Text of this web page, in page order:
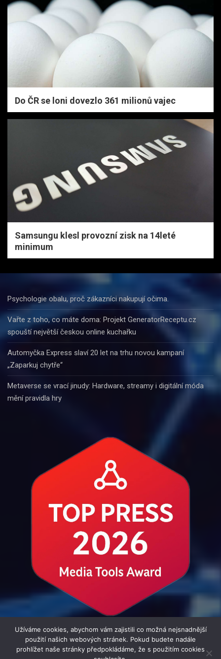
Do ČR se loni dovezlo 361 milionů vajec
Samsungu klesl provozní zisk na 14leté
minimum
Psychologie obalu, proč zákazníci nakupují očima.
Vařte z toho, co máte doma: Projekt GeneratorReceptu.cz
spouští největší českou online kuchařku
Automyčka Express slaví 20 let na trhu novou kampaní
„Zaparkuj chytře“
Metaverse se vrací jinudy: Hardware, streamy i digitální móda
mění pravidla hry
Užíváme cookies, abychom vám zajistili co možná nejsnadnější
použití našich webových stránek. Pokud budete nadále
prohlížet naše stránky předpokládáme, že s použitím cookies